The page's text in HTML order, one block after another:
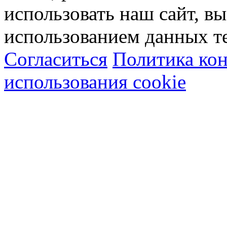
использовать наш сайт,
использованием данных
Согласиться Политика
использования cookie